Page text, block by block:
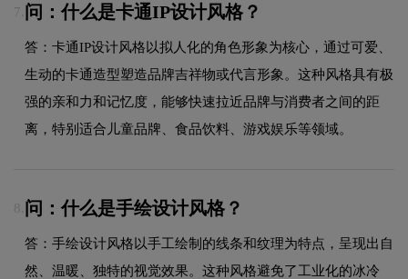
7. 问：什么是卡通IP设计风格？
答：卡通IP设计风格以拟人化的角色形象为核心，通过可爱、
生动的卡通造型塑造品牌吉祥物或代言形象。这种风格具有极
强的亲和力和记忆度，能够快速拉近品牌与消费者之间的距
离，特别适合儿童品牌、食品饮料、游戏娱乐等领域。
8. 问：什么是手绘设计风格？
答：手绘设计风格以手工绘制的线条和纹理为特点，呈现出自
然、温暖、独特的视觉效果。这种风格避免了工业化的冰冷